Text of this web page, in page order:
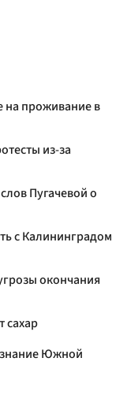
на проживание в
из-за
Пугачевой о
с Калининградом
окончания
сахар
Южной